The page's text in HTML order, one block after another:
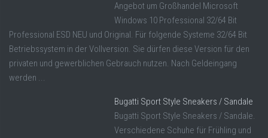
Angebot um Großhandel Microsoft
Windows 10 Professional 32/64 Bit
Professional ESD NEU und Original. Für folgende Systeme 32/64 Bit
Betriebssystem in der Vollversion. Sie dürfen diese Version für den
privaten und gewerblichen Gebrauch nutzen. Nach Geldeingang
werden ...
Bugatti Sport Style Sneakers / Sandale
Bugatti Sport Style Sneakers / Sandale.
Verschiedene Schuhe für Frühling und